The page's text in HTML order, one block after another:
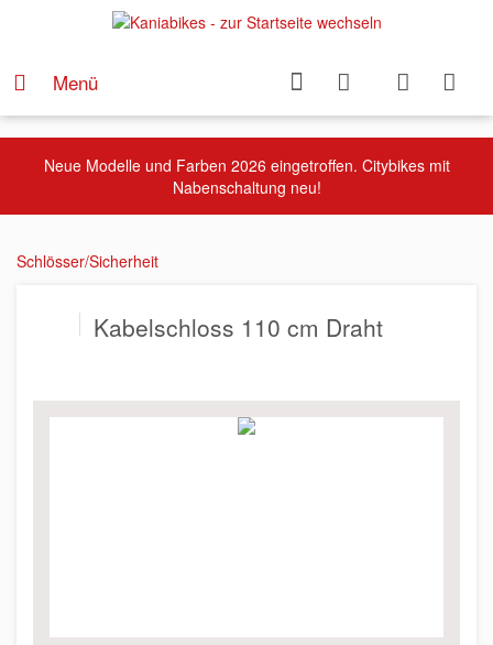
Menü
Neue Modelle und Farben 2026 eingetroffen. Citybikes mit
Nabenschaltung neu!
Schlösser/Sicherheit
Kabelschloss 110 cm Draht